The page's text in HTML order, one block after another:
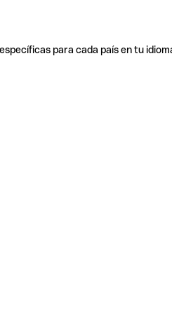
para cada país en tu